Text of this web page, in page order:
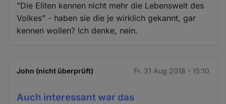
"Die Eliten kennen nicht mehr die Lebenswelt des
Volkes" - haben sie die je wirklich gekannt, gar
kennen wollen? Ich denke, nein.
John (nicht überprüft) Fr. 31 Aug 2018 - 15:10
Auch interessant war das